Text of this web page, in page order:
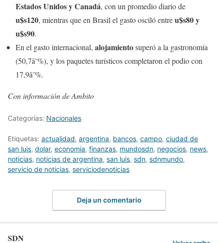
Estados Unidos y Canadá, con un promedio diario de
u$s120, mientras que en Brasil el gasto osciló entreu$s80 y
u$s90.
En el gasto internacional, alojamientosuperó a la gastronomía
(50,7â¯%), y los paquetes turísticos completaron el podio con
17,9â¯%.
Con información de Ambito
Categorías: Nacionales
Etiquetas: actualidad, argentina, bancos, campo, ciudad de
san luis, dolar, economia, finanzas, mundosdn, negocios, news,
noticias, noticias de argentina, san luis, sdn, sdnmundo,
servicio de noticias, serviciodenoticias
Deja un comentario
SDN